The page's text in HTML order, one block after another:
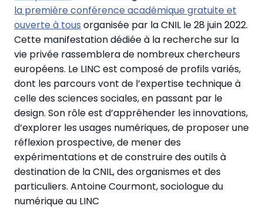
la première conférence académique gratuite et
ouverte à tous organisée par la CNIL le 28 juin 2022.
Cette manifestation dédiée à la recherche sur la
vie privée rassemblera de nombreux chercheurs
européens. Le LINC est composé de profils variés,
dont les parcours vont de l’expertise technique à
celle des sciences sociales, en passant par le
design. Son rôle est d’appréhender les innovations,
d’explorer les usages numériques, de proposer une
réflexion prospective, de mener des
expérimentations et de construire des outils à
destination de la CNIL, des organismes et des
particuliers. Antoine Courmont, sociologue du
numérique au LINC